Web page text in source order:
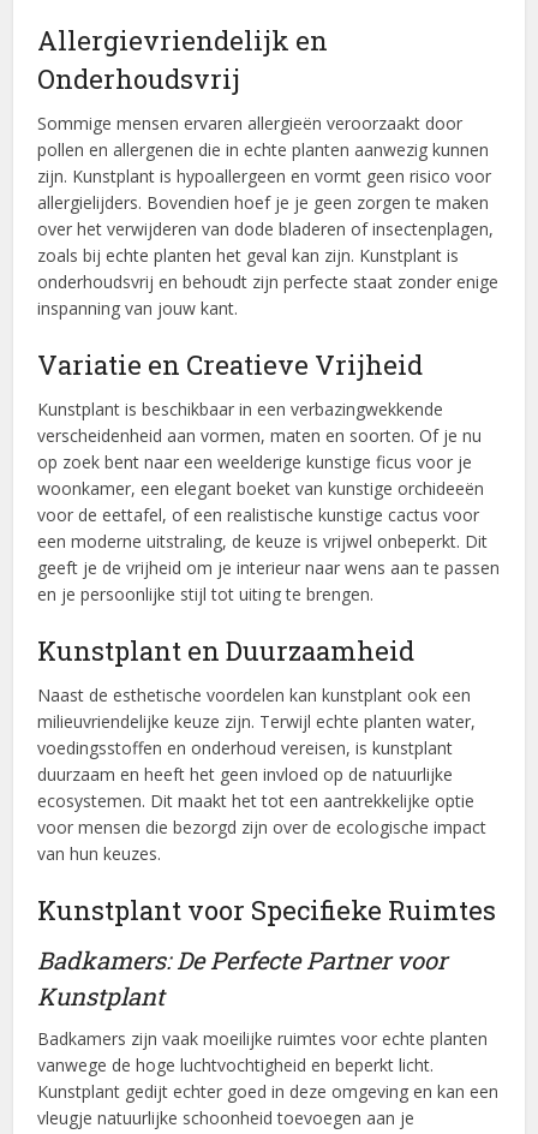
Allergievriendelijk en
Onderhoudsvrij
Sommige mensen ervaren allergieën veroorzaakt door
pollen en allergenen die in echte planten aanwezig kunnen
zijn. Kunstplant is hypoallergeen en vormt geen risico voor
allergielijders. Bovendien hoef je je geen zorgen te maken
over het verwijderen van dode bladeren of insectenplagen,
zoals bij echte planten het geval kan zijn. Kunstplant is
onderhoudsvrij en behoudt zijn perfecte staat zonder enige
inspanning van jouw kant.
Variatie en Creatieve Vrijheid
Kunstplant is beschikbaar in een verbazingwekkende
verscheidenheid aan vormen, maten en soorten. Of je nu
op zoek bent naar een weelderige kunstige ficus voor je
woonkamer, een elegant boeket van kunstige orchideeën
voor de eettafel, of een realistische kunstige cactus voor
een moderne uitstraling, de keuze is vrijwel onbeperkt. Dit
geeft je de vrijheid om je interieur naar wens aan te passen
en je persoonlijke stijl tot uiting te brengen.
Kunstplant en Duurzaamheid
Naast de esthetische voordelen kan kunstplant ook een
milieuvriendelijke keuze zijn. Terwijl echte planten water,
voedingsstoffen en onderhoud vereisen, is kunstplant
duurzaam en heeft het geen invloed op de natuurlijke
ecosystemen. Dit maakt het tot een aantrekkelijke optie
voor mensen die bezorgd zijn over de ecologische impact
van hun keuzes.
Kunstplant voor Specifieke Ruimtes
Badkamers: De Perfecte Partner voor
Kunstplant
Badkamers zijn vaak moeilijke ruimtes voor echte planten
vanwege de hoge luchtvochtigheid en beperkt licht.
Kunstplant gedijt echter goed in deze omgeving en kan een
vleugje natuurlijke schoonheid toevoegen aan je